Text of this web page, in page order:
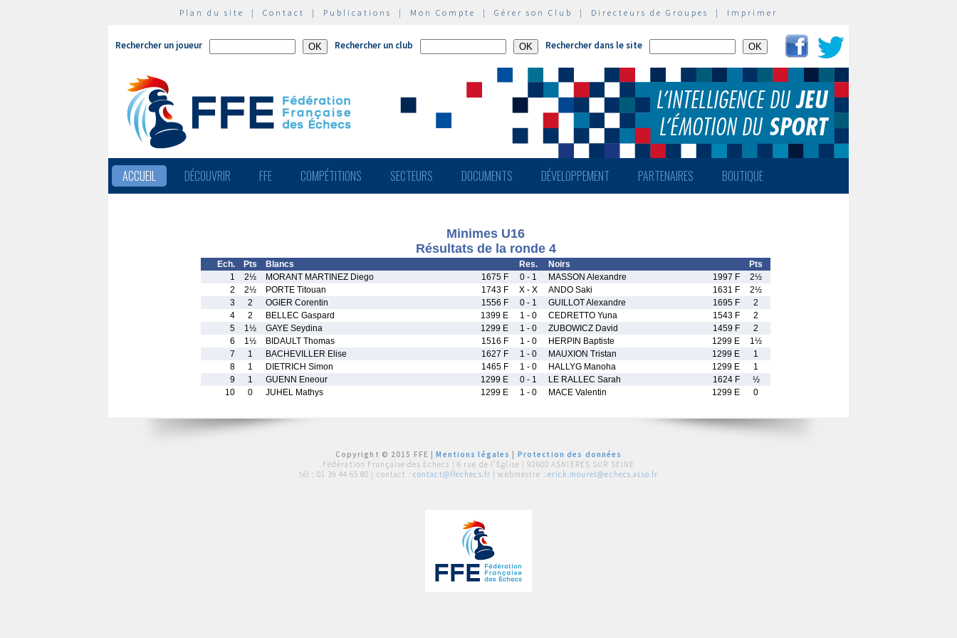
Plan du site | Contact | Publications | Mon Compte | Gérer son Club | Directeurs de Groupes | Imprimer
Rechercher un joueur Rechercher un club Rechercher dans le site
ACCUEIL DÉCOUVRIR FFE COMPÉTITIONS SECTEURS DOCUMENTS DÉVELOPPEMENT PARTENAIRES BOUTIQUE
Minimes U16
Résultats de la ronde 4
Ech. Pts Blancs Res. Noirs
Pts
1
2½ MORANT MARTINEZ Diego 1675 F 0 - 1 MASSON Alexandre 1997 F
2½
2
2½ PORTE Titouan 1743 F X - X ANDO Saki 1631 F
2½
3
2 OGIER Corentin 1556 F 0 - 1 GUILLOT Alexandre 1695 F
2
4
2 BELLEC Gaspard 1399 E 1 - 0 CEDRETTO Yuna 1543 F
2
5
1½ GAYE Seydina 1299 E 1 - 0 ZUBOWICZ David 1459 F
2
6
1½ BIDAULT Thomas 1516 F 1 - 0 HERPIN Baptiste 1299 E
1½
7
1 BACHEVILLER Elise 1627 F 1 - 0 MAUXION Tristan 1299 E
1
8
1 DIETRICH Simon 1465 F 1 - 0 HALLYG Manoha 1299 E
1
9
1 GUENN Eneour 1299 E 0 - 1 LE RALLEC Sarah 1624 F
½
10
0 JUHEL Mathys 1299 E 1 - 0 MACE Valentin 1299 E 0
Copyright © 2015 FFE |Mentions légales
Protection des données
Fédération Française des Echecs | 6 rue de l'Eglise | 92600 ASNIERES SUR SEINE
tél : 01 39 44 65 80 | contact : contact@ffechecs.fr | webmestre : erick.mouret@echecs.asso.fr